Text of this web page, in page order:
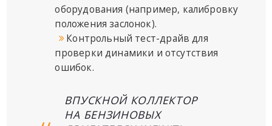
оборудования (например, калибровку
положения заслонок).
Контрольный тест-драйв для
проверки динамики и отсутствия
ошибок.
ВПУСКНОЙ КОЛЛЕКТОР
НА БЕНЗИНОВЫХ